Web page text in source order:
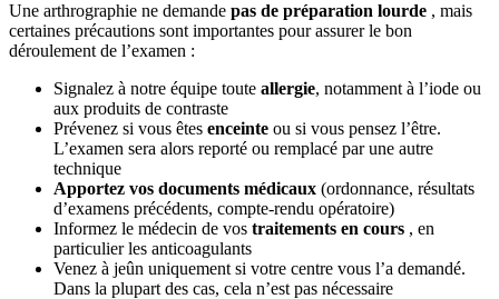
Une arthrographie ne demande pas de préparation lourde , mais
certaines précautions sont importantes pour assurer le bon
déroulement de l’examen :
Signalez à notre équipe toute allergie, notamment à l’iode ou
aux produits de contraste
Prévenez si vous êtes enceinte ou si vous pensez l’être.
L’examen sera alors reporté ou remplacé par une autre
technique
Apportez vos documents médicaux (ordonnance, résultats
d’examens précédents, compte-rendu opératoire)
Informez le médecin de vos traitements en cours , en
particulier les anticoagulants
Venez à jeûn uniquement si votre centre vous l’a demandé.
Dans la plupart des cas, cela n’est pas nécessaire